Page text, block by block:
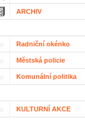
ARCHIV
Radniční okénko
Městská policie
Komunální politika
KULTURNÍ AKCE